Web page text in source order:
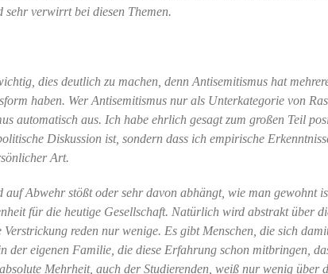
sehr verwirrt bei diesen Themen.
dies deutlich zu machen, denn Antisemitismus hat
haben. Wer Antisemitismus nur als Unterkategorie von
automatisch aus. Ich habe ehrlich gesagt zum großen Teil
Diskussion ist, sondern dass ich empirische
Art.
Abwehr stößt oder sehr davon abhängt, wie man gewohnt
für die heutige Gesellschaft. Natürlich wird abstrakt über
reden nur wenige. Es gibt Menschen, die sich
der eigenen Familie, die diese Erfahrung schon mitbringen,
Mehrheit, auch der Studierenden, weiß nur wenig über